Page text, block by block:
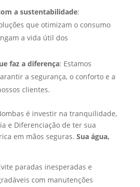
a sustentabilidade:
que otimizam o consumo
a vida útil dos
faz a diferença: Estamos
a segurança, o conforto e a
clientes.
é investir na tranquilidade,
e Diferenciação de ter sua
em mãos seguras. Sua água,
paradas inesperadas e
com manutenções